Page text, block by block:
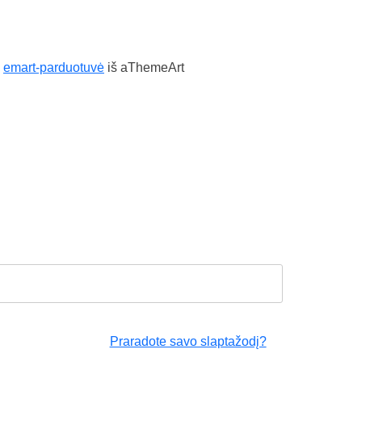
emart-parduotuvė iš aThemeArt
Praradote savo slaptažodį?